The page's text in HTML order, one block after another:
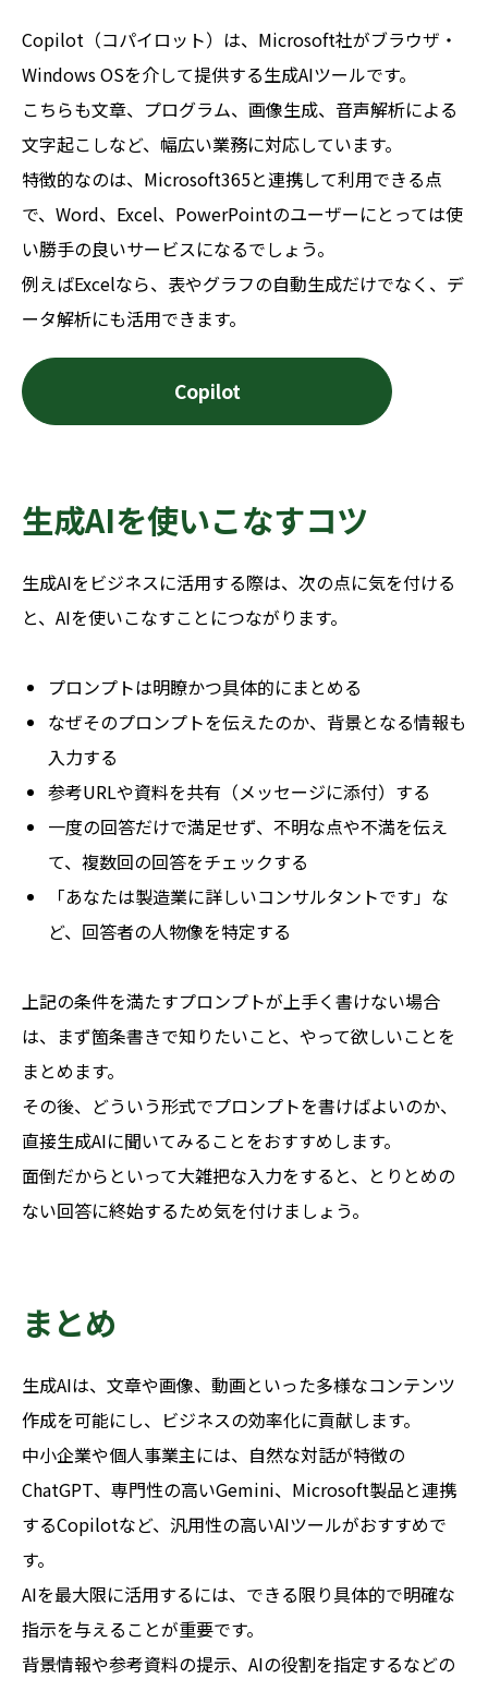
Copilot（コパイロット）は、Microsoft社がブラウザ・
Windows OSを介して提供する生成AIツールです。
こちらも文章、プログラム、画像生成、音声解析による
文字起こしなど、幅広い業務に対応しています。
特徴的なのは、Microsoft365と連携して利用できる点
で、Word、Excel、PowerPointのユーザーにとっては使
い勝手の良いサービスになるでしょう。
例えばExcelなら、表やグラフの自動生成だけでなく、デ
ータ解析にも活用できます。
Copilot
生成AIを使いこなすコツ
生成AIをビジネスに活用する際は、次の点に気を付ける
と、AIを使いこなすことにつながります。
プロンプトは明瞭かつ具体的にまとめる
なぜそのプロンプトを伝えたのか、背景となる情報も
入力する
参考URLや資料を共有（メッセージに添付）する
一度の回答だけで満足せず、不明な点や不満を伝え
て、複数回の回答をチェックする
「あなたは製造業に詳しいコンサルタントです」な
ど、回答者の人物像を特定する
上記の条件を満たすプロンプトが上手く書けない場合
は、まず箇条書きで知りたいこと、やって欲しいことを
まとめます。
その後、どういう形式でプロンプトを書けばよいのか、
直接生成AIに聞いてみることをおすすめします。
面倒だからといって大雑把な入力をすると、とりとめの
ない回答に終始するため気を付けましょう。
まとめ
生成AIは、文章や画像、動画といった多様なコンテンツ
作成を可能にし、ビジネスの効率化に貢献します。
中小企業や個人事業主には、自然な対話が特徴の
ChatGPT、専門性の高いGemini、Microsoft製品と連携
するCopilotなど、汎用性の高いAIツールがおすすめで
す。
AIを最大限に活用するには、できる限り具体的で明確な
指示を与えることが重要です。
背景情報や参考資料の提示、AIの役割を指定するなどの